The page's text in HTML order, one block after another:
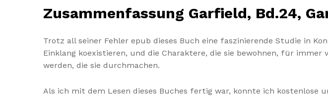
Zusammenfassung Garfield, Bd.24,
Trotz all seiner Fehler epub dieses Buch eine faszinierende Studie in
Einklang koexistieren, und die Charaktere, die sie bewohnen, für
werden, die sie durchmachen.
Als ich mit dem Lesen dieses Buches fertig war, konnte ich kostenlose